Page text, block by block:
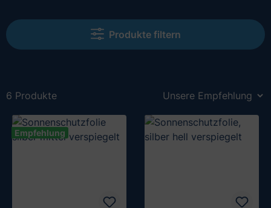
Produkte filtern
6 Produkte
Empfehlung